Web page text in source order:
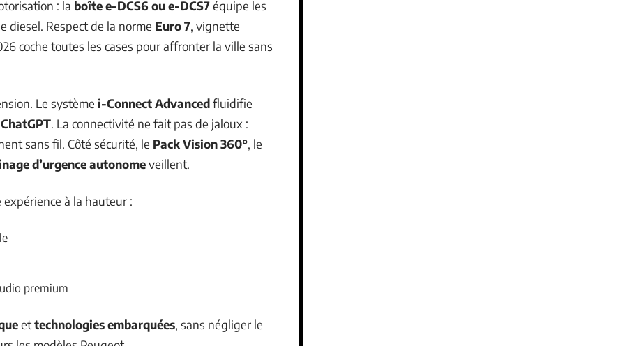
: la boîte e-DCS6 ou e-DCS7équipe les
diesel. Respect de la norme Euro 7, vignette
coche toutes les cases pour affronter la ville sans
Le système i-Connect Advancedfluidifie
. La connectivité ne fait pas de jaloux :
sans fil. Côté sécurité, le Pack Vision 360°, le
d’urgence autonomeveillent.
à la hauteur :
premium
ettechnologies embarquées, sans négliger le